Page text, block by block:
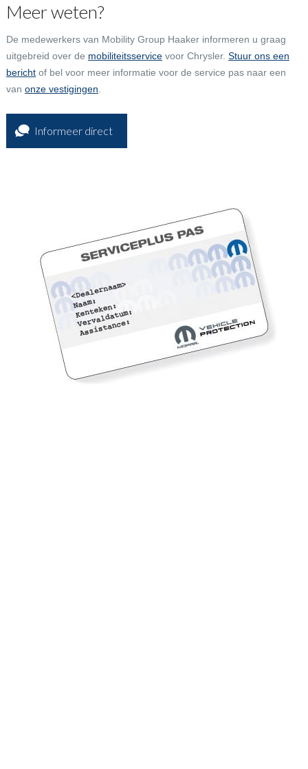
Meer weten?
De medewerkers van Mobility Group Haaker informeren u graag
uitgebreid over de mobiliteitsservicevoor Chrysler. Stuur ons een
berichtof bel voor meer informatie voor de service pas naar een
van onze vestigingen
Informeer direct